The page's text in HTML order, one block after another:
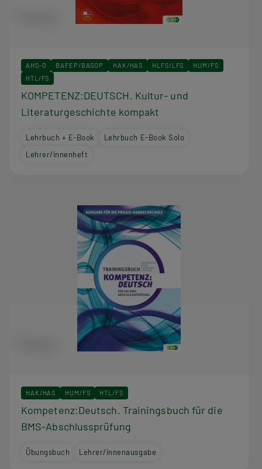
AHS-O BAFEP/BASOP HAK/HAS HLFS/LFS
HUM/FS
HTL/FS
KOMPETENZ:DEUTSCH. Kultur- und
Literaturgeschichte kompakt
Lehrbuch + E-Book
Lehrbuch E-Book Solo
Lehrer/innenheft
HAK/HAS HUM/FS HTL/FS
Kompetenz:Deutsch. Trainingsbuch für die
BMS-Abschlussprüfung
Übungsbuch Lehrer/innenausgabe